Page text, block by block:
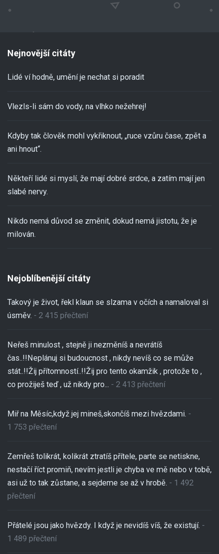
Nejnovější citáty
Lidé ví hodně, umění je nechat si poradit
Vlezls-li sám do vody, na vlhko nežehrej!
Kdyby tak člověk mohl vykřiknout, „ruce vzůru čase, zpět a
ani hnout“.
Někteří lidé si myslí, že mají dobré srdce, a zatím mají jen
slabé nervy.
Nikdo nemá důvod se změnit, dokud nemá jistotu, že je
milován.
Nejoblíbenější citáty
Takový je život, řekl klaun se slzama v očích a namaloval si
úsměv. - 2 415 přečtení
Neřeš minulost , stejně ji nezměníš a nevrátíš
čas..!!Neplánuj si budoucnost , nikdy nevíš co se může
stát..!!Žij přítomností..!!Žij pro tento okamžik , protože to ,
co prožiješ teď , už nikdy pro... - 2 413 přečtení
Miř na Měsíc,když jej mineš,skončíš mezi hvězdami. -
1 753 přečtení
Zemřeš tolikrát, kolikrát ztratíš přítele, parte se netiskne,
nestačí říct promiň, nevím jestli je chyba ve mě nebo v tobě,
asi už to tak zůstane, a sejdeme se až v hrobě. - 1 492
přečtení
Přátelé jsou jako hvězdy. I když je nevidíš víš, že existují. -
1 489 přečtení